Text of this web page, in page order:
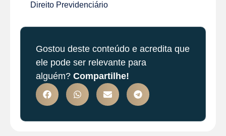
Direito Previdenciário
Gostou deste conteúdo e acredita que
ele pode ser relevante para
alguém? Compartilhe!